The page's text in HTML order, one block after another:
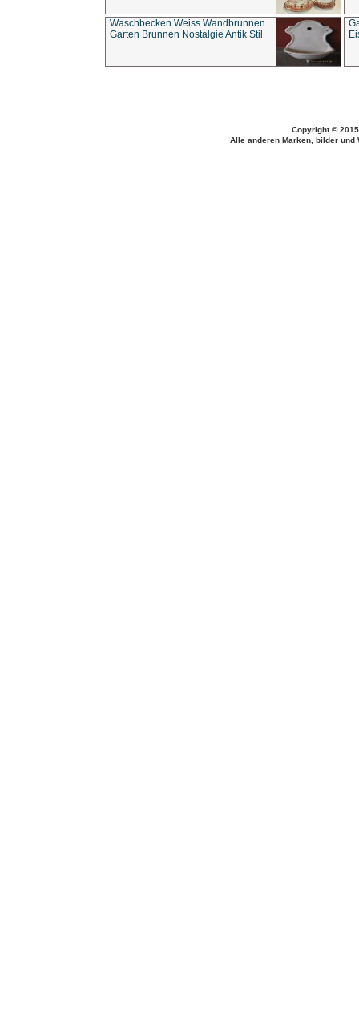
Waschbecken Weiss Wandbrunnen
Garten Brunnen Nostalgie Antik Stil
Copyright ©
Alle anderen Marken, bilder und